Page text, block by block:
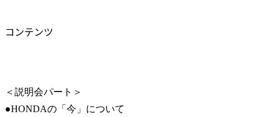
コンテンツ
＜説明会パート＞
●HONDAの「今」について